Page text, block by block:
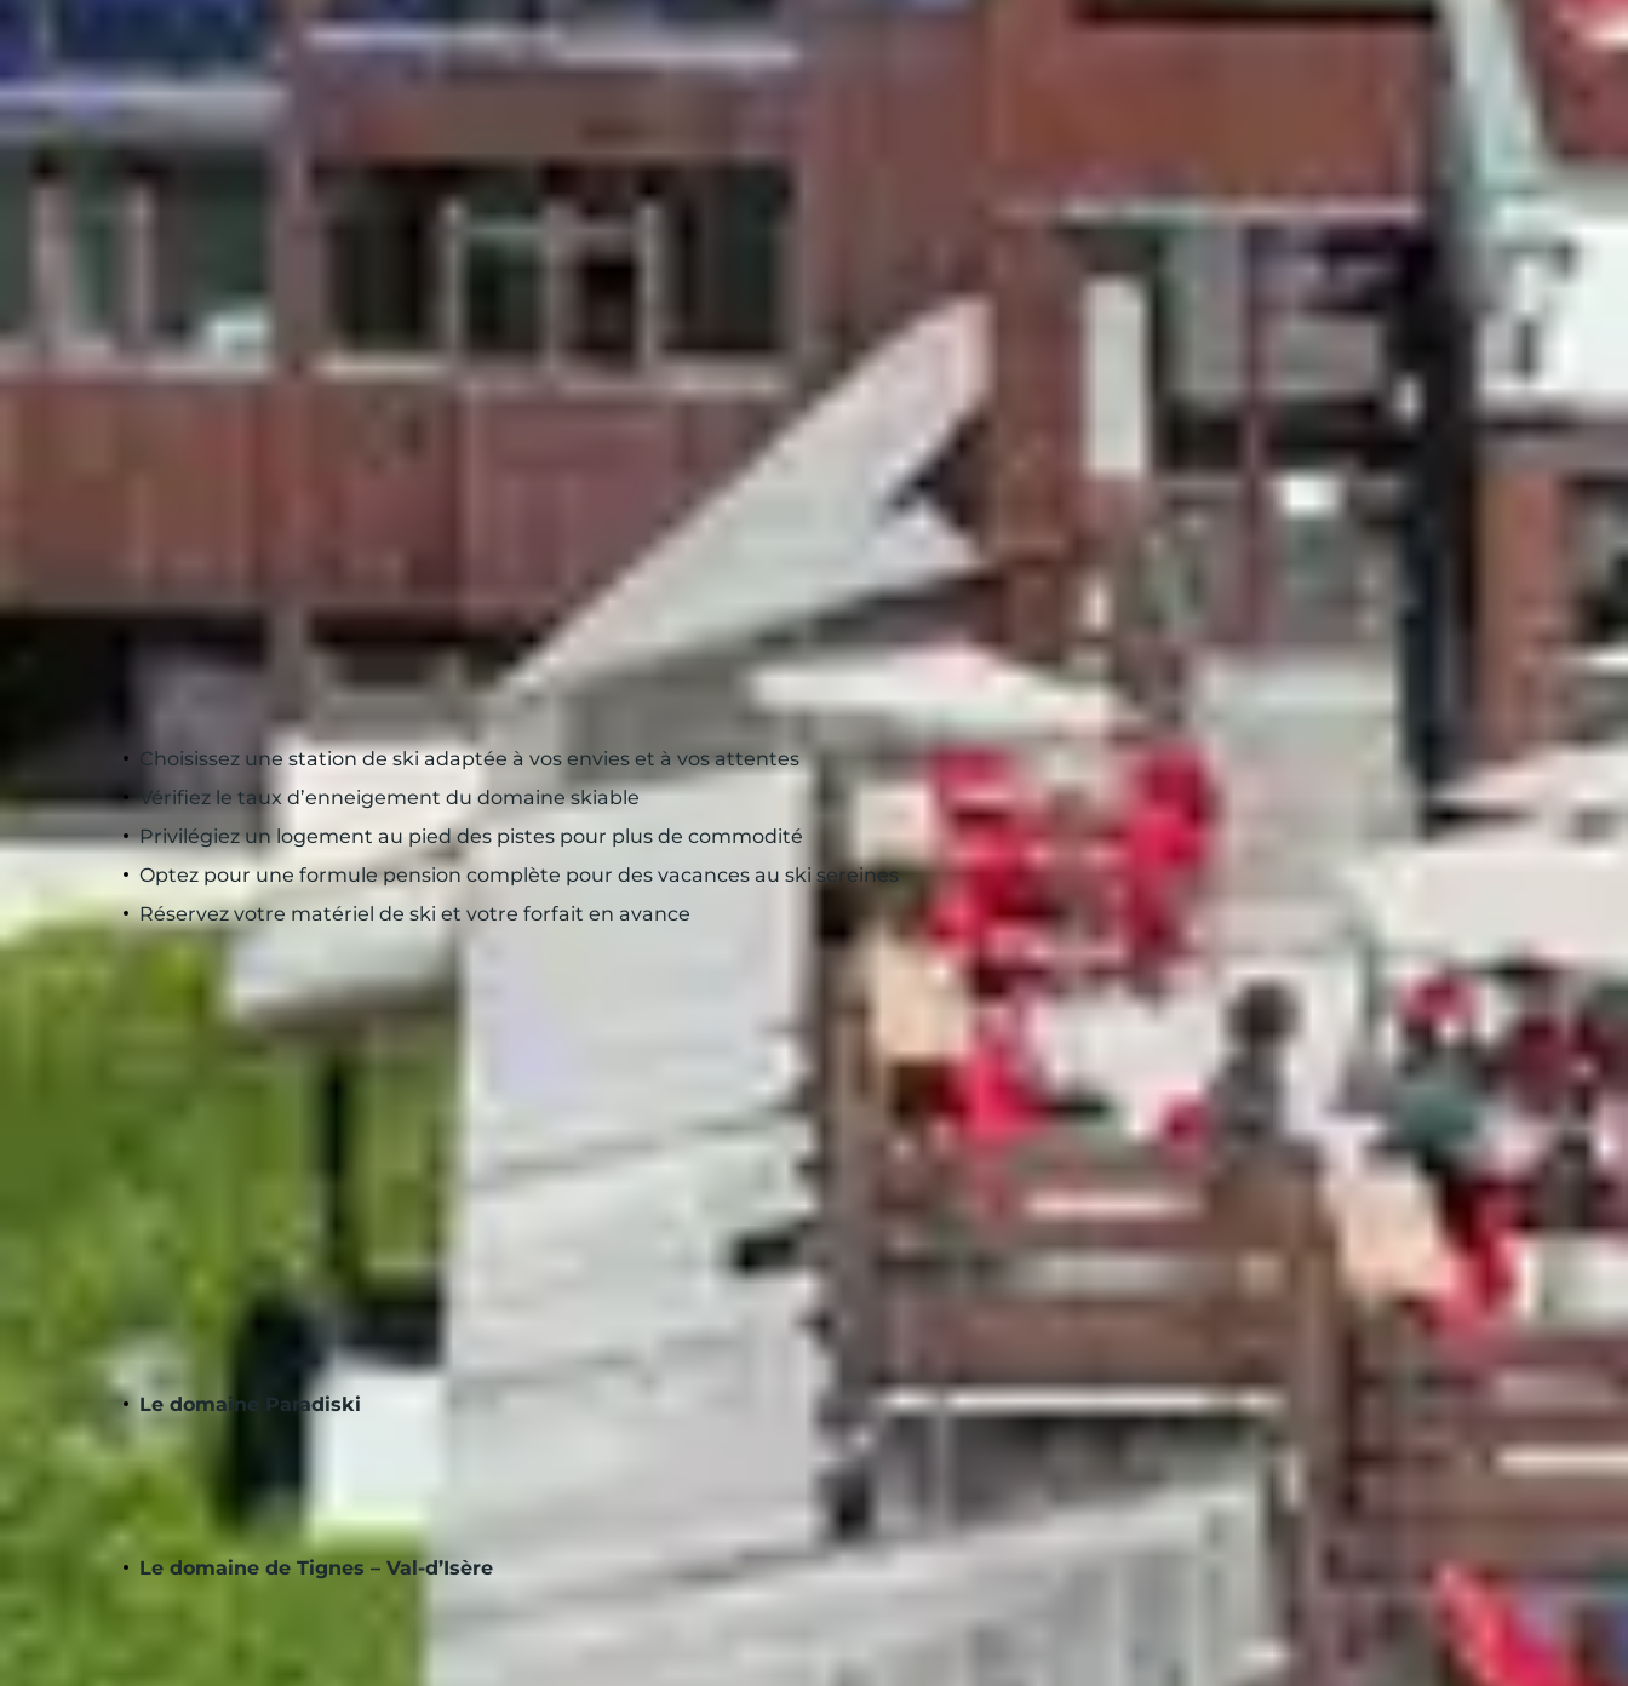
Week-end et court séjour au ski
Envie de vous ressourcer après une semaine intense ? Offrez-vous une pause détente en pleine nature le temps d’unweek-end à la neige.
Deux ou 3 jours suffisent pour recharger vos batteries...
Profitez de la magie de la montagne et admirez la vue époustouflante des sommets enneigés. Adonnez-vous à vos sports de glisse préférés
puis détendez-vous au spa d’altitude. Pour partir l’esprit léger, misez sur une formule tout compris au sein d’un club ou résidence ski
Belambra !
Partir au ski un week-end
Afin de profiter au maximum une fois sur place, découvrez nos conseils pour bien organiser votre week-end en station de ski.
5 astuces pour réussir son week-end au ski
Choisissez une station de ski adaptée à vos envies et à vos attentes
Vérifiez le taux d’enneigement du domaine skiable
Privilégiez un logement au pied des pistes pour plus de commodité
Optez pour une formule pension complète pour des vacances au ski sereines
Réservez votre matériel de ski et votre forfait en avance
Choisir entre le ski alpin ou ski de fond ?
Si la grande majorité des stations françaises possèdent un domaine skiable dédié au ski alpin, peu d’entre elles sont dotées de pistes réservées
au ski de fond. Afin de satisfaire toutes les envies, privilégiez une station dite « mixte » où il est possible de pratiquer à la fois les deux
, les stations de Megève, Tignes et Les Saisies en font partie.
Enneigement garanti
Pour vous aider à choisir votre destination ski, nous avons listé, pour vous, les stations et domaines skiables où la neige est 100 % garantie.
Le domaine Paradiski
Localisé en Savoie, ce domaine skiable est un vrai paradis pour les amateurs de glisse. Plus des 2/3 du domaine se situent au-dessus de 2 000m
d’altitude, garantissant ainsi un fort taux d’enneigement. Si vous planifiez de partir au ski un week-end à
, nous vous recommandons
de séjourner dans Les Arcs, la station emblématique du domaine. Pour passer un séjour court au ski, le club «L’Hôtel du Golf
est parfait.
Le domaine de Tignes – Val-d’Isère
Connu pour être l’un des plus beaux domaines skiables du monde, Tignes - Val-d’Isère est un terrain de jeu XXL faisant le bonheur des petits et
grands. Le taux d’enneigement est optimal à la station de Tignes, idéalement située entre 1 550m et 3 450m d’altitude. Au cœur de la station,